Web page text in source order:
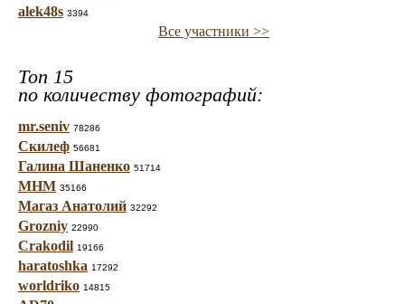
alek48s 3394
Все участники >>
Топ 15
по количеству фотографий:
mr.seniv 78286
Скилеф 56681
Галина Шаненко 51714
МНМ 35166
Магаз Анатолий 32292
Grozniy 22990
Crakodil 19166
haratoshka 17292
worldriko 14815